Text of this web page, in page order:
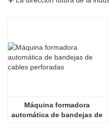
Máquina formadora
automática de bandejas de